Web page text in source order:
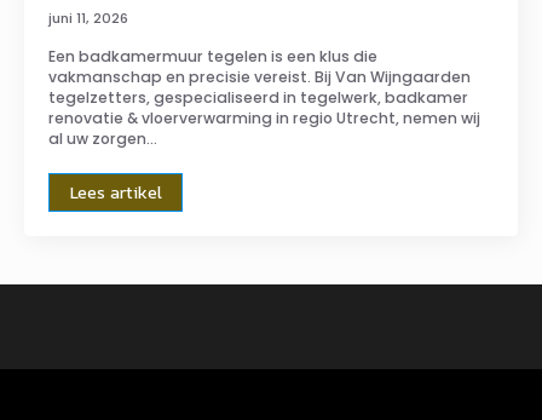
juni 11, 2026
Een badkamermuur tegelen is een klus die
vakmanschap en precisie vereist. Bij Van Wijngaarden
tegelzetters, gespecialiseerd in tegelwerk, badkamer
renovatie & vloerverwarming in regio Utrecht, nemen wij
al uw zorgen…
Lees artikel